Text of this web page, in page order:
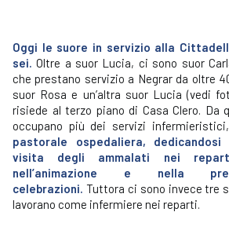
Oggi le suore in servizio alla
sei. Oltre a suor Lucia, ci sono suor
che prestano servizio a Negrar da oltre
suor Rosa e un’altra suor Lucia (vedi
risiede al terzo piano di Casa Clero. Da
occupano più dei servizi
pastorale ospedaliera,
visita degli ammalati nei
nell’animazione e nella
celebrazioni. Tuttora ci sono invece tre
lavorano come infermiere nei reparti.